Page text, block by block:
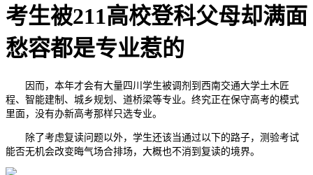
考生被211高校登科父母却满面
愁容都是专业惹的
因而，本年才会有大量四川学生被调剂到西南交通大学土木匠
程、智能建制、城乡规划、道桥梁等专业。终究正在保守高考的模式
里面，没有办新高考那样只选专业。
除了考虑复读问题以外，学生还该当通过以下的路子，测验考试
能否无机会改变晦气场合排场，大概也不消到复读的境界。